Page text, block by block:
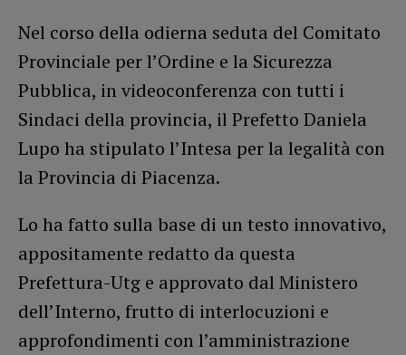
Nel corso della odierna seduta del Comitato
Provinciale per l’Ordine e la Sicurezza
Pubblica, in videoconferenza con tutti i
Sindaci della provincia, il Prefetto Daniela
Lupo ha stipulato l’Intesa per la legalità con
la Provincia di Piacenza.
Lo ha fatto sulla base di un testo innovativo,
appositamente redatto da questa
Prefettura-Utg e approvato dal Ministero
dell’Interno, frutto di interlocuzioni e
approfondimenti con l’amministrazione